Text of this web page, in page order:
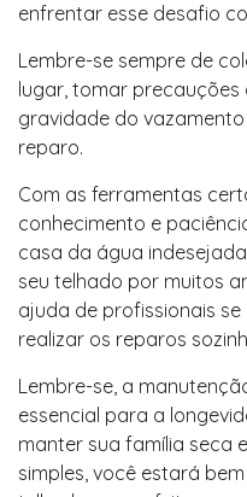
enfrentar esse desafio
Lembre-se sempre de
lugar, tomar
gravidade do
reparo.
Com as ferramentas
conhecimento e
casa da água
seu telhado por muitos
ajuda de profissionais
realizar os reparos
Lembre-se, a
essencial para a
manter sua família seca
simples, você estará